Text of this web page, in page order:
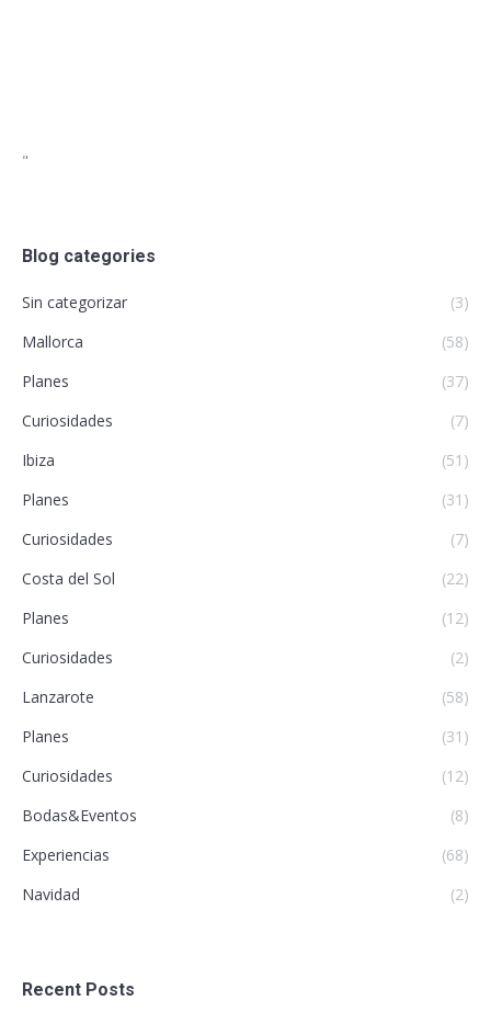
"
Blog categories
Sin categorizar
(3)
Mallorca
(58)
Planes
(37)
Curiosidades
(7)
Ibiza
(51)
Planes
(31)
Curiosidades
(7)
Costa del Sol
(22)
Planes
(12)
Curiosidades
(2)
Lanzarote
(58)
Planes
(31)
Curiosidades
(12)
Bodas&Eventos
(8)
Experiencias
(68)
Navidad
(2)
Recent Posts